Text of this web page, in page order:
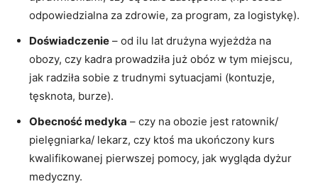
odpowiedzialna za zdrowie, za program, za logistykę).
Doświadczenie – od ilu lat drużyna wyjeżdża na
obozy, czy kadra prowadziła już obóz w tym miejscu,
jak radziła sobie z trudnymi sytuacjami (kontuzje,
tęsknota, burze).
Obecność medyka – czy na obozie jest ratownik/
pielęgniarka/ lekarz, czy ktoś ma ukończony kurs
kwalifikowanej pierwszej pomocy, jak wygląda dyżur
medyczny.